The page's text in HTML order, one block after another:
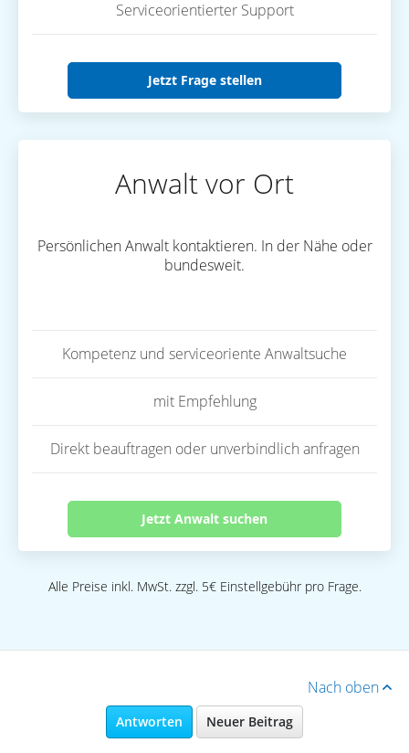
Serviceorientierter Support
Jetzt Frage stellen
Anwalt vor Ort
Persönlichen Anwalt kontaktieren. In der Nähe oder
bundesweit.
Kompetenz und serviceoriente Anwaltsuche
mit Empfehlung
Direkt beauftragen oder unverbindlich anfragen
Jetzt Anwalt suchen
Alle Preise inkl. MwSt. zzgl. 5€ Einstellgebühr pro Frage.
Nach oben
Antworten Neuer Beitrag